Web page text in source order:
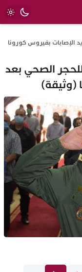
الإصابات بفيروس كورونا
الصحي بعد
(وثيقة)